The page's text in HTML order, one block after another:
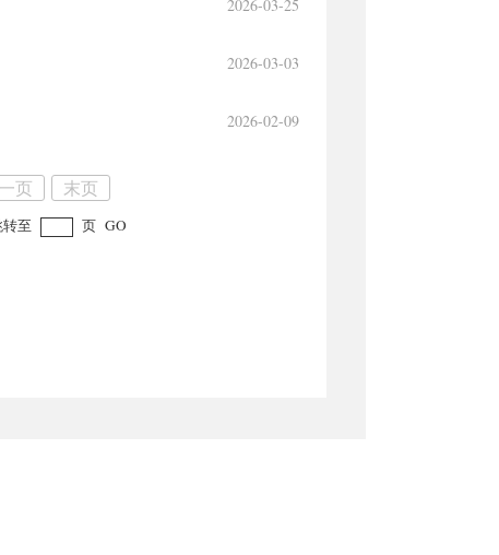
2026-03-25
2026-03-03
2026-02-09
页
末页
至 页 GO